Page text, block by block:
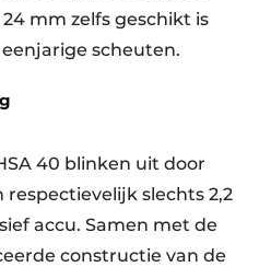
mm zelfs geschikt is
scheuten.
40 blinken uit door
slechts 2,2
accu. Samen met de
constructie van de